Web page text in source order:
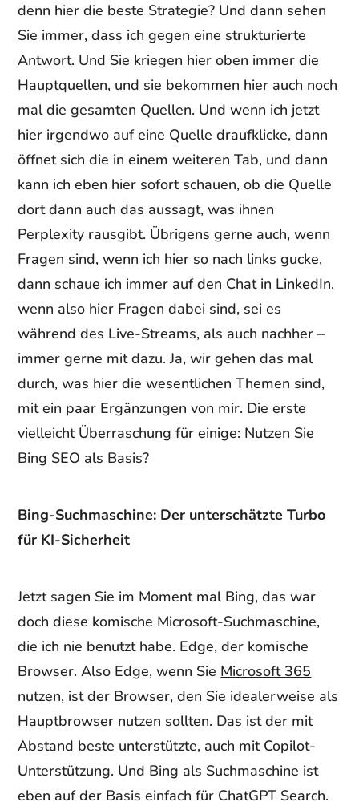
denn hier die beste Strategie? Und dann sehen
Sie immer, dass ich gegen eine strukturierte
Antwort. Und Sie kriegen hier oben immer die
Hauptquellen, und sie bekommen hier auch noch
mal die gesamten Quellen. Und wenn ich jetzt
hier irgendwo auf eine Quelle draufklicke, dann
öffnet sich die in einem weiteren Tab, und dann
kann ich eben hier sofort schauen, ob die Quelle
dort dann auch das aussagt, was ihnen
Perplexity rausgibt. Übrigens gerne auch, wenn
Fragen sind, wenn ich hier so nach links gucke,
dann schaue ich immer auf den Chat in LinkedIn,
wenn also hier Fragen dabei sind, sei es
während des Live-Streams, als auch nachher –
immer gerne mit dazu. Ja, wir gehen das mal
durch, was hier die wesentlichen Themen sind,
mit ein paar Ergänzungen von mir. Die erste
vielleicht Überraschung für einige: Nutzen Sie
Bing SEO als Basis?
Bing-Suchmaschine: Der unterschätzte Turbo
für KI-Sicherheit
Jetzt sagen Sie im Moment mal Bing, das war
doch diese komische Microsoft-Suchmaschine,
die ich nie benutzt habe. Edge, der komische
Browser. Also Edge, wenn Sie Microsoft 365
nutzen, ist der Browser, den Sie idealerweise als
Hauptbrowser nutzen sollten. Das ist der mit
Abstand beste unterstützte, auch mit Copilot-
Unterstützung. Und Bing als Suchmaschine ist
eben auf der Basis einfach für ChatGPT Search.